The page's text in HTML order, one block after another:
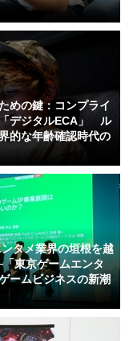
めの鍵：コンプライ
デジタルECA」 ル
的な年齢確認時代の
タメ業界の垣根を越
東京ゲームエンタ
ームビジネスの新潮